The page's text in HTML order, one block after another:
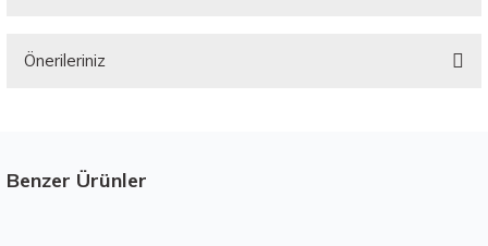
Önerileriniz
Görüş ve önerileriniz için teşekkür ederiz.
Benzer Ürünler